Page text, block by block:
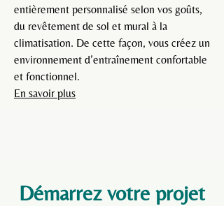
entièrement personnalisé selon vos goûts,
du revêtement de sol et mural à la
climatisation. De cette façon, vous créez un
environnement d’entraînement confortable
et fonctionnel.
En savoir plus
Démarrez votre projet